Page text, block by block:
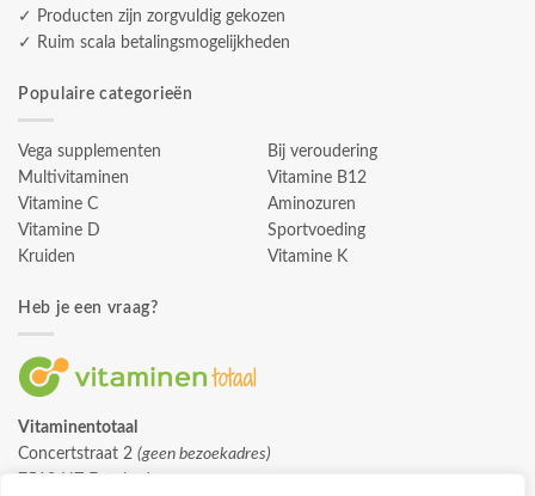
✓ Producten zijn zorgvuldig gekozen
✓ Ruim scala betalingsmogelijkheden
Populaire categorieën
Vega supplementen
Multivitaminen
Vitamine C
Vitamine D
Kruiden
Bij veroudering
Vitamine B12
Aminozuren
Sportvoeding
Vitamine K
Heb je een vraag?
Vitaminentotaal
Concertstraat 2 (geen bezoekadres)